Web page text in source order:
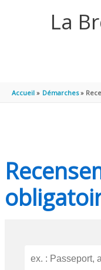
La
Accueil Démarches